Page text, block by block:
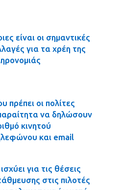
είναι οι σημαντικές
για τα χρέη της
πρέπει οι πολίτες
να δηλώσουν
κινητού
και email
ισχύει για τις θέσεις
στις πιλοτές